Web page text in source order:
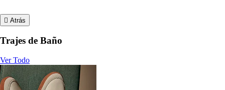
Atrás
Trajes de Baño
Ver Todo